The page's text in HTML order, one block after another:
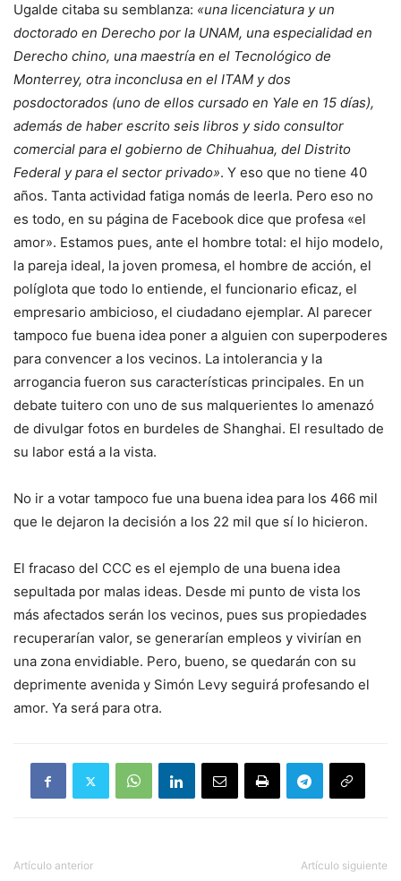
Ugalde citaba su semblanza: «una licenciatura y un
doctorado en Derecho por la UNAM, una especialidad en
Derecho chino, una maestría en el Tecnológico de
Monterrey, otra inconclusa en el ITAM y dos
posdoctorados (uno de ellos cursado en Yale en 15 días),
además de haber escrito seis libros y sido consultor
comercial para el gobierno de Chihuahua, del Distrito
Federal y para el sector privado». Y eso que no tiene 40
años. Tanta actividad fatiga nomás de leerla. Pero eso no
es todo, en su página de Facebook dice que profesa «el
amor». Estamos pues, ante el hombre total: el hijo modelo,
la pareja ideal, la joven promesa, el hombre de acción, el
políglota que todo lo entiende, el funcionario eficaz, el
empresario ambicioso, el ciudadano ejemplar. Al parecer
tampoco fue buena idea poner a alguien con superpoderes
para convencer a los vecinos. La intolerancia y la
arrogancia fueron sus características principales. En un
debate tuitero con uno de sus malquerientes lo amenazó
de divulgar fotos en burdeles de Shanghai. El resultado de
su labor está a la vista.
No ir a votar tampoco fue una buena idea para los 466 mil
que le dejaron la decisión a los 22 mil que sí lo hicieron.
El fracaso del CCC es el ejemplo de una buena idea
sepultada por malas ideas. Desde mi punto de vista los
más afectados serán los vecinos, pues sus propiedades
recuperarían valor, se generarían empleos y vivirían en
una zona envidiable. Pero, bueno, se quedarán con su
deprimente avenida y Simón Levy seguirá profesando el
amor. Ya será para otra.
Artículo anterior Artículo siguiente